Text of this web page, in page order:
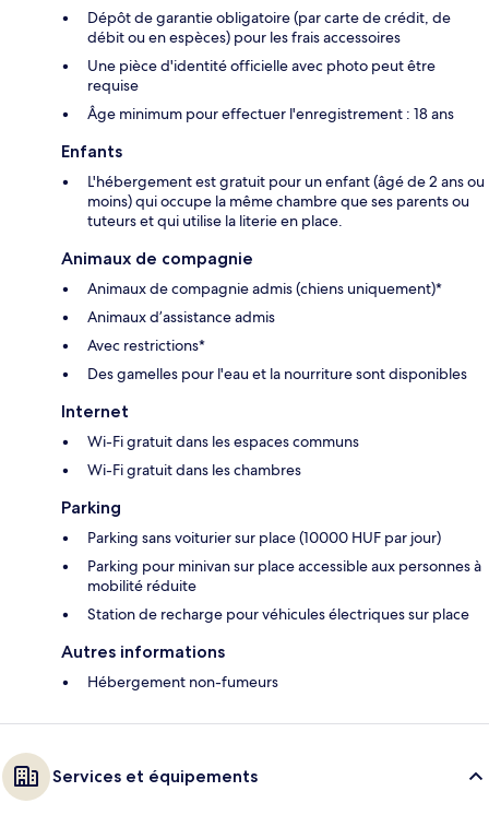
Dépôt de garantie obligatoire (par carte de crédit, de
débit ou en espèces) pour les frais accessoires
Une pièce d'identité officielle avec photo peut être
requise
Âge minimum pour effectuer l'enregistrement : 18 ans
Enfants
L'hébergement est gratuit pour un enfant (âgé de 2 ans ou
moins) qui occupe la même chambre que ses parents ou
tuteurs et qui utilise la literie en place.
Animaux de compagnie
Animaux de compagnie admis (chiens uniquement)*
Animaux d’assistance admis
Avec restrictions*
Des gamelles pour l'eau et la nourriture sont disponibles
Internet
Wi-Fi gratuit dans les espaces communs
Wi-Fi gratuit dans les chambres
Parking
Parking sans voiturier sur place (10000 HUF par jour)
Parking pour minivan sur place accessible aux personnes à
mobilité réduite
Station de recharge pour véhicules électriques sur place
Autres informations
Hébergement non-fumeurs
Services et équipements